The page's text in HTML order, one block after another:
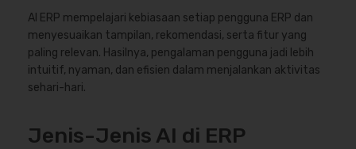
AI ERP mempelajari kebiasaan setiap pengguna ERP dan
menyesuaikan tampilan, rekomendasi, serta fitur yang
paling relevan. Hasilnya, pengalaman pengguna jadi lebih
intuitif, nyaman, dan efisien dalam menjalankan aktivitas
sehari-hari.
Jenis-Jenis AI di ERP